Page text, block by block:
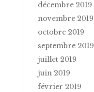
décembre 2019
novembre 2019
octobre 2019
septembre 2019
juillet 2019
juin 2019
février 2019